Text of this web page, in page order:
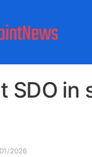
SDO in
2026